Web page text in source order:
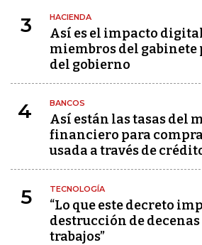
3 HACIENDA
Así es el impacto
miembros del
del gobierno
4 BANCOS
Así están las tasas del
financiero para
usada a través de
5 TECNOLOGÍA
“Lo que este decreto
destrucción de
trabajos”